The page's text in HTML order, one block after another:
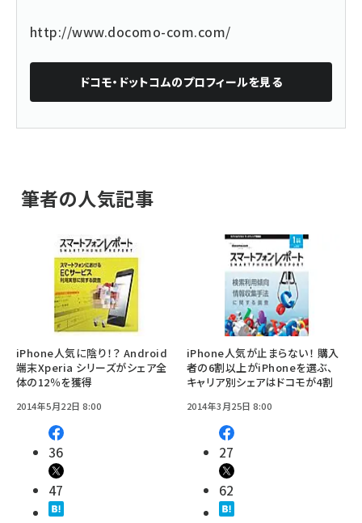
http://www.docomo-com.com/
ドコモ・ドットコムのプロフィールを見る
筆者の人気記事
iPhone人気に陰り！？ Android
端末Xperia シリーズがシェア全
体の12％を獲得
2014年5月22日 8:00
36
47
iPhone人気が止まらない！ 購入
者の6割以上がiPhoneを選ぶ、
キャリア別シェアはドコモが4割
2014年3月25日 8:00
27
62